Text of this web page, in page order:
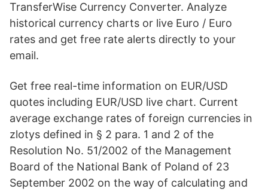
TransferWise Currency Converter. Analyze
historical currency charts or live Euro / Euro
rates and get free rate alerts directly to your
email.
Get free real-time information on EUR/USD
quotes including EUR/USD live chart. Current
average exchange rates of foreign currencies in
zlotys defined in § 2 para. 1 and 2 of the
Resolution No. 51/2002 of the Management
Board of the National Bank of Poland of 23
September 2002 on the way of calculating and